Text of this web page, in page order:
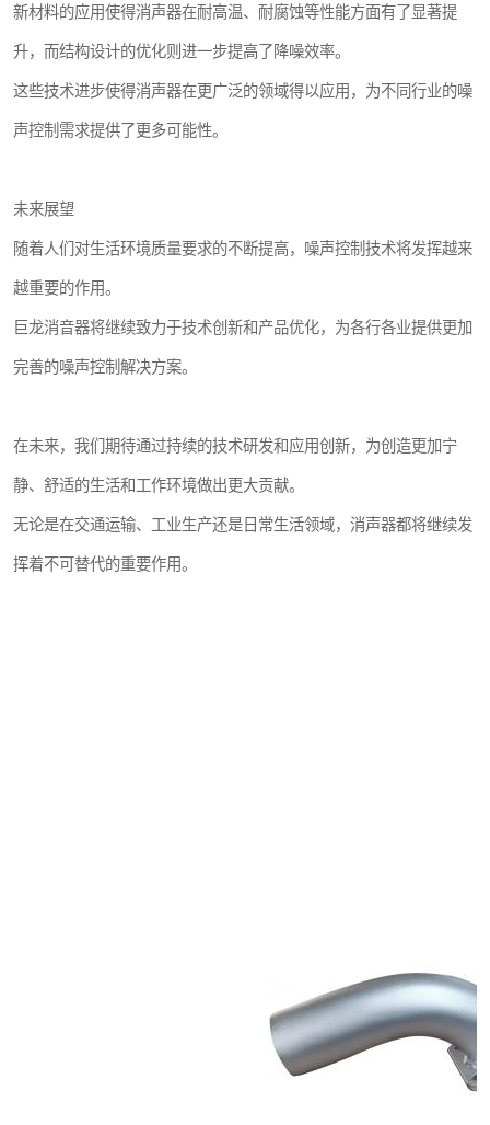
新材料的应用使得消声器在耐高温、耐腐蚀等性能方面有了显著提
升，而结构设计的优化则进一步提高了降噪效率。
这些技术进步使得消声器在更广泛的领域得以应用，为不同行业的噪
声控制需求提供了更多可能性。
未来展望
随着人们对生活环境质量要求的不断提高，噪声控制技术将发挥越来
越重要的作用。
巨龙消音器将继续致力于技术创新和产品优化，为各行各业提供更加
完善的噪声控制解决方案。
在未来，我们期待通过持续的技术研发和应用创新，为创造更加宁
静、舒适的生活和工作环境做出更大贡献。
无论是在交通运输、工业生产还是日常生活领域，消声器都将继续发
挥着不可替代的重要作用。